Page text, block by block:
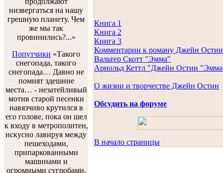
низвергаться на нашу
грешную планету. Чем
же мы так
провинились?...»
Попутчики «Такого
снегопада, такого
снегопада… Давно не
помнят здешние
места… - незатейливый
мотив старой песенки
навязчиво крутился в
его голове, пока он шел
к входу в метрополитен,
искусно лавируя между
пешеходами,
припаркованными
машинами и
огромными сугробами,
Книга 1
Книга 2
Книга 3
Комментарии к роману Джейн
Вальтер Скотт "Эмма"
Арнольд Кеттл "Джейн Остин
О жизни и творчестве Джейн Остин
Обсудить на форуме
В начало страницы